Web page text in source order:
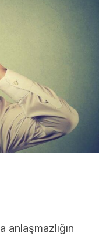
anlaşmazlığın